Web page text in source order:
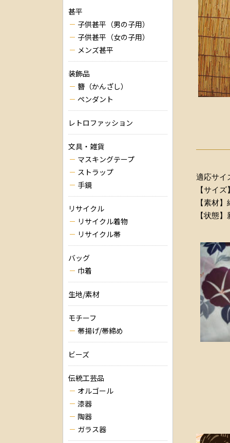
適応サイ
【サイ
【素材
【状態】
甚平
子供甚平（男の子用）
子供甚平（女の子用）
メンズ甚平
装飾品
簪（かんざし）
ペンダント
レトロファッション
文具・雑貨
マスキングテープ
ストラップ
手鏡
リサイクル
リサイクル着物
リサイクル帯
バッグ
巾着
生地/素材
モチーフ
帯揚げ/帯締め
ビーズ
伝統工芸品
オルゴール
漆器
陶器
ガラス器